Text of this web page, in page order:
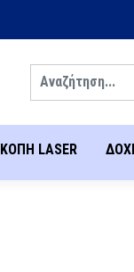
ΚΟΠΗ LASER